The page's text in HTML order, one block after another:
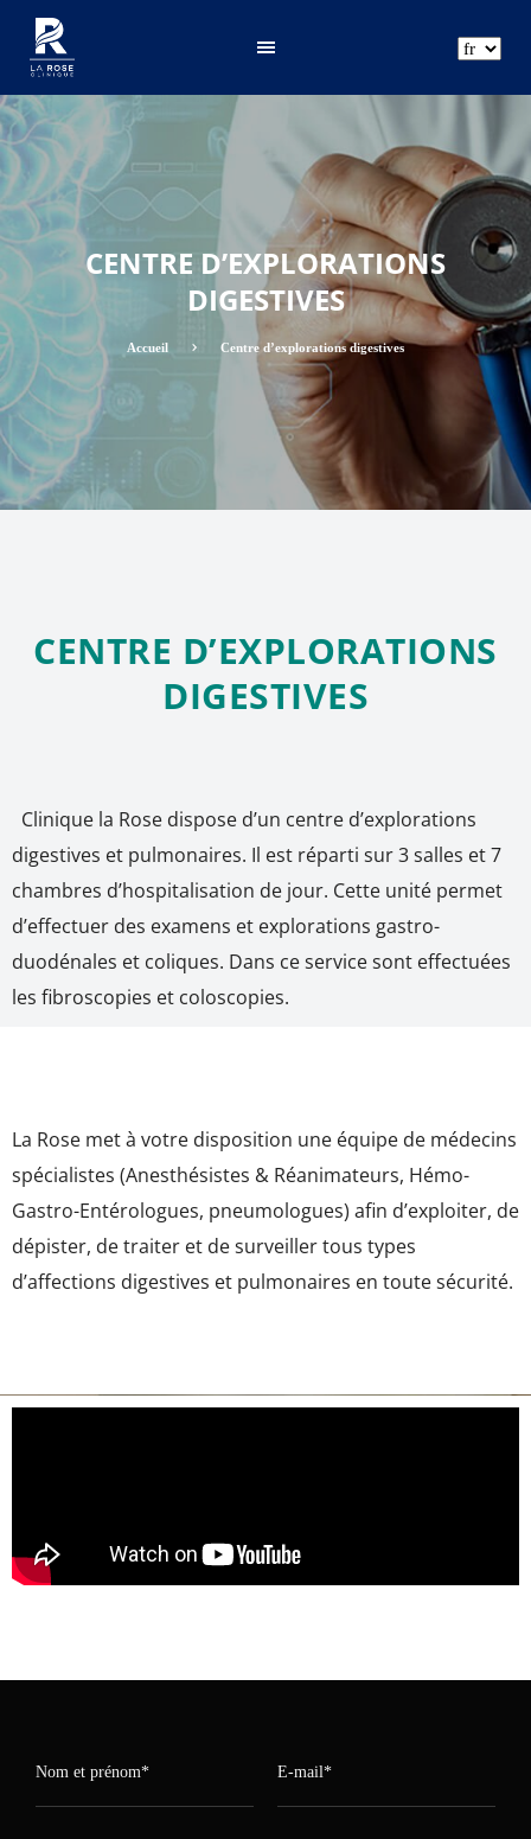
CENTRE D’EXPLORATIONS
DIGESTIVES
Accueil Centre d’explorations digestives
ar
fr
en
CENTRE D’EXPLORATIONS
DIGESTIVES
Clinique la Rose dispose d’un centre d’explorations
digestives et pulmonaires. Il est réparti sur 3 salles et 7
chambres d’hospitalisation de jour. Cette unité permet
d’effectuer des examens et explorations gastro-
duodénales et coliques. Dans ce service sont effectuées
les fibroscopies et coloscopies.
La Rose met à votre disposition une équipe de médecins
spécialistes (Anesthésistes & Réanimateurs, Hémo-
Gastro-Entérologues, pneumologues) afin d’exploiter, de
dépister, de traiter et de surveiller tous types
d’affections digestives et pulmonaires en toute sécurité.